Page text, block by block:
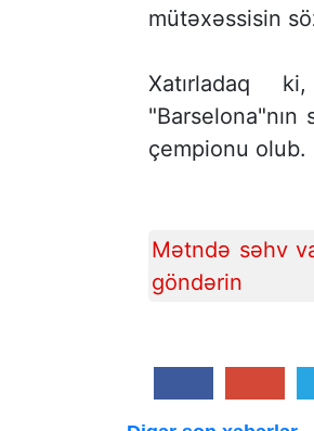
mütəxəssisin
Xatırladaq
"Barselona"nın
çempionu olub.
Mətndə səhv
göndərin